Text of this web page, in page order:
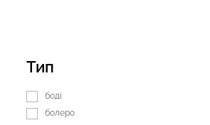
Тип
боді
болеро